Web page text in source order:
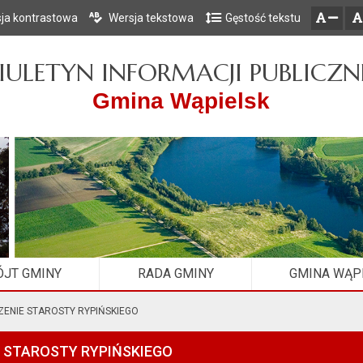
Przejdź do głównego menu
Przejdź do treści
Przejdź do mapy serwisu
kontrastowa Wersja tekstowa Gęstość tekstu
INFORMACJI
Gmina Wąpielsk
GMINY RADA GMINY GMINA
STAROSTY RYPIŃSKIEGO
RYPIŃSKIEGO